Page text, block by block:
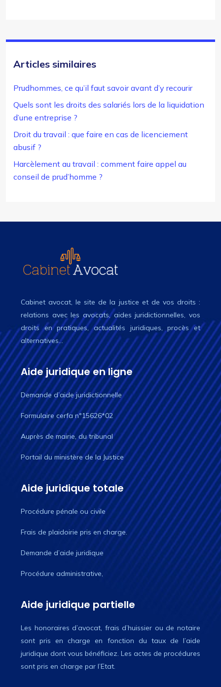
Articles similaires
Prudhommes, ce qu’il faut savoir avant d’y recourir
Quels sont les droits des salariés lors de la liquidation
d’une entreprise ?
Droit du travail : que faire en cas de licenciement
abusif ?
Harcèlement au travail : comment faire appel au
conseil de prud’homme ?
Cabinet avocat, le site de la justice et de vos droits :
relations avec les avocats, aides juridictionnelles, vos
droits en pratiques, actualités juridiques, procès et
alternatives…
Aide juridique en ligne
Demande d’aide juridictionnelle
Formulaire cerfa n°15626*02
Auprès de mairie, du tribunal
Portail du ministère de la Justice
Aide juridique totale
Procédure pénale ou civile
Frais de plaidoirie pris en charge.
Demande d’aide juridique
Procédure administrative,
Aide juridique partielle
Les honoraires d’avocat, frais d’huissier ou de notaire
sont pris en charge en fonction du taux de l’aide
juridique dont vous bénéficiez. Les actes de procédures
sont pris en charge par l’Etat.